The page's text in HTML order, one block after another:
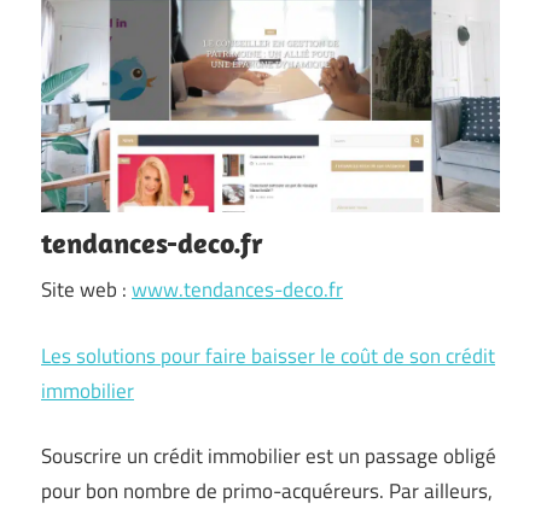
tendances-deco.fr
Site web :www.tendances-deco.fr
Les solutions pour faire baisser le coût de son crédit
immobilier
Souscrire un crédit immobilier est un passage obligé
pour bon nombre de primo-acquéreurs. Par ailleurs,